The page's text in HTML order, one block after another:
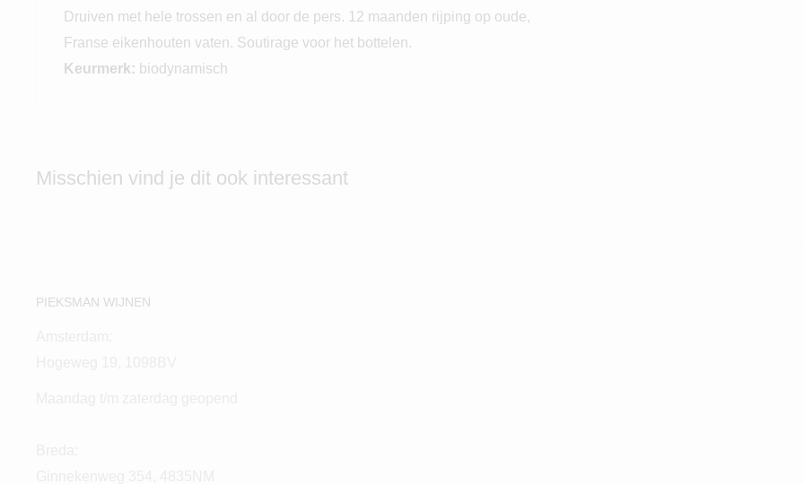
Druiven met hele trossen en al door de pers. 12 maanden rijping op oude,
Franse eikenhouten vaten. Soutirage voor het bottelen.
Keurmerk: biodynamisch
Misschien vind je dit ook interessant
PIEKSMAN WIJNEN